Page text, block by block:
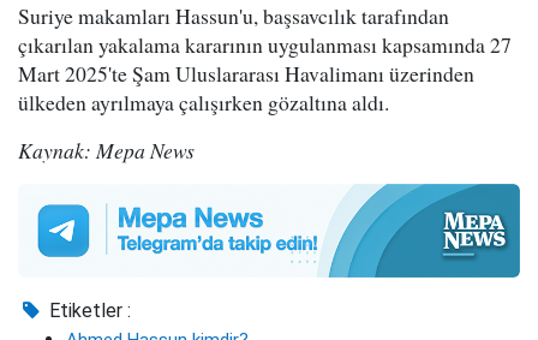
Suriye makamları Hassun'u, başsavcılık tarafından
çıkarılan yakalama kararının uygulanması kapsamında 27
Mart 2025'te Şam Uluslararası Havalimanı üzerinden
ülkeden ayrılmaya çalışırken gözaltına aldı.
Kaynak: Mepa News
Etiketler :